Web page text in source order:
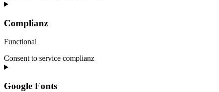
Complianz
Functional
Consent to service complianz
Google Fonts